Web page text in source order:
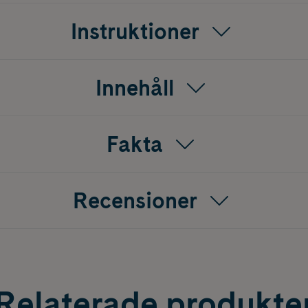
snabbtorkande och lämnar en högglansig finish som
länge – upp till sju dagar – och ger naglarna en
Instruktioner
Innehåll
Fakta
Recensioner